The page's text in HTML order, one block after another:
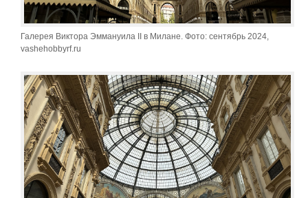
Галерея Виктора Эммануила II в Милане. Фото: сентябрь 2024,
vashehobbyrf.ru